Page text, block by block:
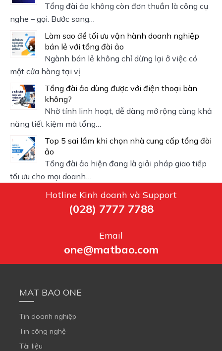
Tổng đài ảo không còn đơn thuần là công cụ
nghe – gọi. Bước sang…
Làm sao để tối ưu vận hành doanh nghiệp
bán lẻ với tổng đài ảo
Ngành bán lẻ không chỉ dừng lại ở việc có
một cửa hàng tại vị…
Tổng đài ảo dùng được với điện thoại bàn
không?
Nhờ tính linh hoạt, dễ dàng mở rộng cùng khả
năng tiết kiệm mà tổng…
Top 5 sai lầm khi chọn nhà cung cấp tổng đài
ảo
Tổng đài ảo hiện đang là giải pháp giao tiếp
tối ưu cho mọi doanh…
Hotline Kinh doanh và Support
(028) 7777 7788
Email
one@matbao.com
MAT BAO ONE
Tin doanh nghiệp
Tin công nghệ
Tài liệu